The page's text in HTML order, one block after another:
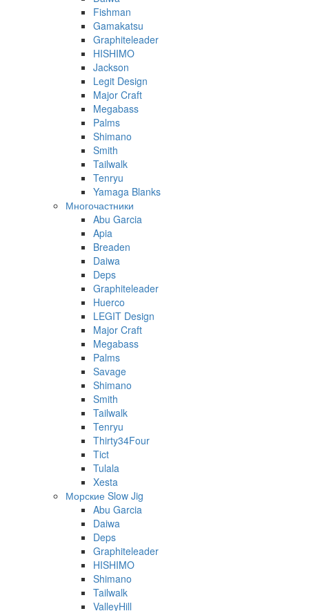
Fishman
Gamakatsu
Graphiteleader
HISHIMO
Jackson
Legit Design
Major Craft
Megabass
Palms
Shimano
Smith
Tailwalk
Tenryu
Yamaga Blanks
Многочастники
Abu Garcia
Apia
Breaden
Daiwa
Deps
Graphiteleader
Huerco
LEGIT Design
Major Craft
Megabass
Palms
Savage
Shimano
Smith
Tailwalk
Tenryu
Thirty34Four
Tict
Tulala
Xesta
Морские Slow Jig
Abu Garcia
Daiwa
Deps
Graphiteleader
HISHIMO
Shimano
Tailwalk
ValleyHill